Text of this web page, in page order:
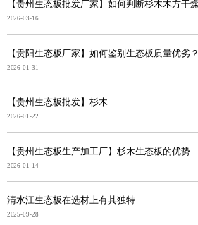
2026-03-16
【贵阳生态板厂家】如何鉴别生态板质量优劣？
2026-01-31
【贵州生态板批发】杉木
2026-01-22
【贵州生态板生产加工厂】杉木生态板的优势
2026-01-14
清水江生态板在选材上有其独特
2025-09-28